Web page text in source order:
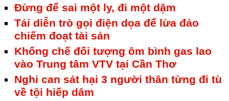
Đừng để sai một ly, đi một dặm
Tái diễn trò gọi điện dọa để lừa đảo
chiếm đoạt tài sản
Khống chế đối tượng ôm bình gas lao
vào Trung tâm VTV tại Cần Thơ
Nghi can sát hại 3 người thân từng đi tù
về tội hiếp dâm